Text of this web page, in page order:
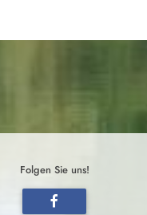
Folgen Sie uns!